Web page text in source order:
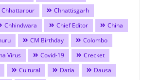
Chhattarpur
Chhattisgarh
Chhindwara Chief Editor
China
CM Birthday
Colombo
Virus Covid-19
Crecket
Cultural Datia
Dausa